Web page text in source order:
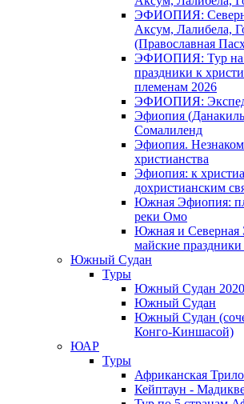
ЭФИОПИЯ:
Аксум, Лалибела,
(Православная
ЭФИОПИЯ: Тур на
праздники к
племенам 2026
ЭФИОПИЯ:
Эфиопия
Cомалиленд
Эфиопия.
христианства
Эфиопия: к
дохристианским
Южная Эфиопия:
реки Омо
Южная и Северная
майские праздники
Южный Судан
Туры
Южный Cудан 2020
Южный Cудан
Южный Судан
Конго-Киншасой)
ЮАР
Туры
Африканская
Кейптаун -